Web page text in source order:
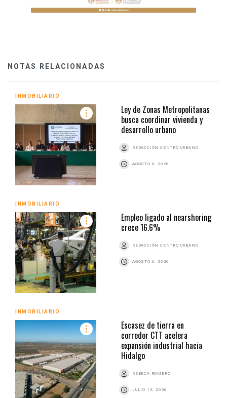
NOTAS RELACIONADAS
INMOBILIARIO
Ley de Zonas Metropolitanas
busca coordinar vivienda y
desarrollo urbano
REDACCIÓN CENTRO URBANO
AGOSTO 6, 2026
INMOBILIARIO
Empleo ligado al nearshoring
crece 16.6%
REDACCIÓN CENTRO URBANO
AGOSTO 6, 2026
INMOBILIARIO
Escasez de tierra en
corredor CTT acelera
expansión industrial hacia
Hidalgo
REBECA ROMERO
JULIO 15, 2026